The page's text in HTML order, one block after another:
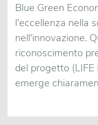
Blue Green
l'eccellenza nella
nell'innovazione.
riconoscimento
del progetto
emerge